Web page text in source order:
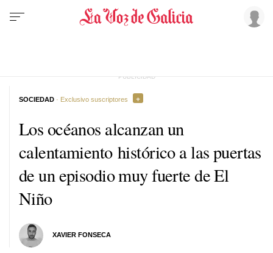
Los océanos alcanzan un
calentamiento histórico a las puertas
de un episodio muy fuerte de El
Niño
XAVIER FONSECA
SOCIEDAD · Exclusivo suscriptores